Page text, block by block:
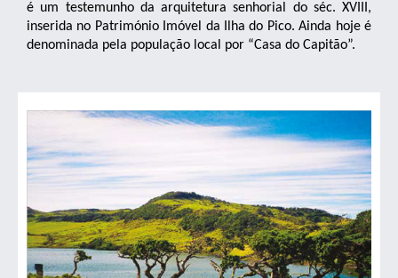
é um testemunho da arquitetura senhorial do séc. XVIII,
inserida no Património Imóvel da Ilha do Pico. Ainda hoje é
denominada pela população local por “Casa do Capitão”.